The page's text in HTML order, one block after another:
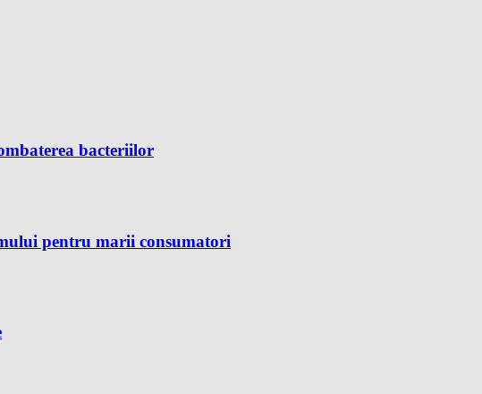
bacteriilor
pentru marii consumatori